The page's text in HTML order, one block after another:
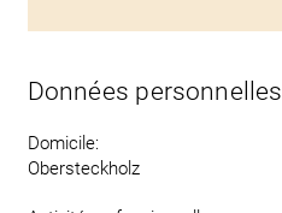
Données personnelles
Domicile:
Obersteckholz